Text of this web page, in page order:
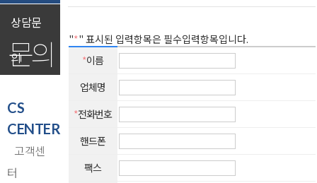
문의
상담문
의
CS
CENTER
고객센
터
"*" 표시된 입력항목은 필수입력항목입니다.
*이름
업체명
*전화번호
핸드폰
팩스